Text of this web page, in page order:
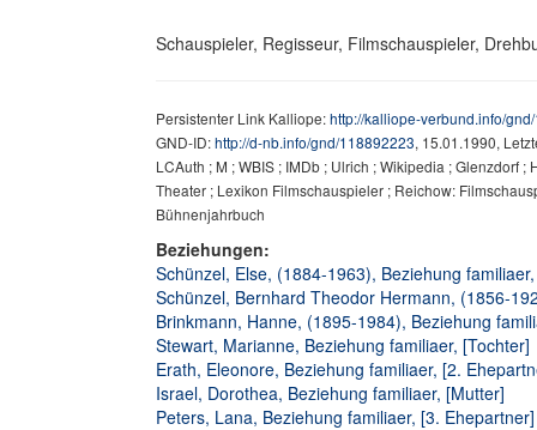
Schauspieler, Regisseur, Filmschauspieler,
Persistenter Link Kalliope:http://kalliope-verbund.info/
GND-ID:http://d-nb.info/gnd/118892223, 15.01.1990,
LCAuth ; M ; WBIS ; IMDb ; Ulrich ; Wikipedia ; Glenzdorf
Theater ; Lexikon Filmschauspieler ; Reichow:
Bühnenjahrbuch
Beziehungen:
Schünzel, Else, (1884-1963), Beziehung
Schünzel, Bernhard Theodor Hermann, (1856-
Brinkmann, Hanne, (1895-1984), Beziehung
Stewart, Marianne, Beziehung familiaer, [Tochter]
Erath, Eleonore, Beziehung familiaer, [2.
Israel, Dorothea, Beziehung familiaer, [Mutter]
Peters, Lana, Beziehung familiaer, [3. Ehepartner]